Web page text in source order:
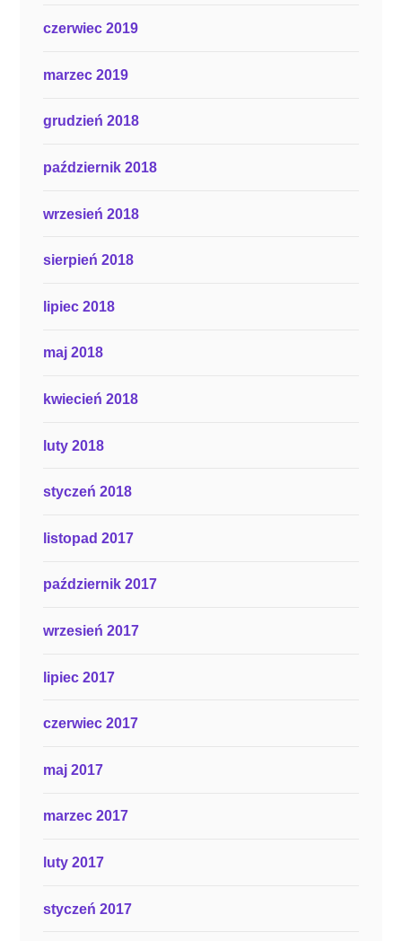
czerwiec 2019
marzec 2019
grudzień 2018
październik 2018
wrzesień 2018
sierpień 2018
lipiec 2018
maj 2018
kwiecień 2018
luty 2018
styczeń 2018
listopad 2017
październik 2017
wrzesień 2017
lipiec 2017
czerwiec 2017
maj 2017
marzec 2017
luty 2017
styczeń 2017